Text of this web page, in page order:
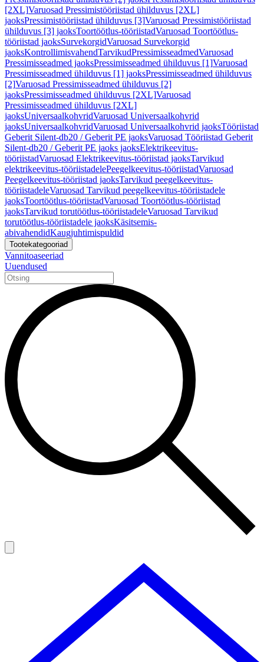
[2XL]Varuosad Pressimistööriistad ühilduvus [2XL]
jaoksPressimistööriistad ühilduvus [3]Varuosad Pressimistööriistad
ühilduvus [3] jaoksToortöötlus-tööriistadVaruosad Toortöötlus-
tööriistad jaoksSurvekorgidVaruosad Survekorgid
jaoksKontrollimisvahendTarvikudPressimisseadmedVaruosad
Pressimisseadmed jaoksPressimisseadmed ühilduvus [1]Varuosad
Pressimisseadmed ühilduvus [1] jaoksPressimisseadmed ühilduvus
[2]Varuosad Pressimisseadmed ühilduvus [2]
jaoksPressimisseadmed ühilduvus [2XL]Varuosad
Pressimisseadmed ühilduvus [2XL]
jaoksUniversaalkohvridVaruosad Universaalkohvrid
jaoksUniversaalkohvridVaruosad Universaalkohvrid jaoksTööriistad
Geberit Silent-db20 / Geberit PE jaoksVaruosad Tööriistad Geberit
Silent-db20 / Geberit PE jaoks jaoksElektrikeevitus-
tööriistadVaruosad Elektrikeevitus-tööriistad jaoksTarvikud
elektrikeevitus-tööriistadelePeegelkeevitus-tööriistadVaruosad
Peegelkeevitus-tööriistad jaoksTarvikud peegelkeevitus-
tööriistadeleVaruosad Tarvikud peegelkeevitus-tööriistadele
jaoksToortöötlus-tööriistadVaruosad Toortöötlus-tööriistad
jaoksTarvikud torutöötlus-tööriistadeleVaruosad Tarvikud
torutöötlus-tööriistadele jaoksKäsitsemis-
abivahendidKaugjuhtimispuldid
Tootekategooriad
Vannitoaseeriad
Uuendused